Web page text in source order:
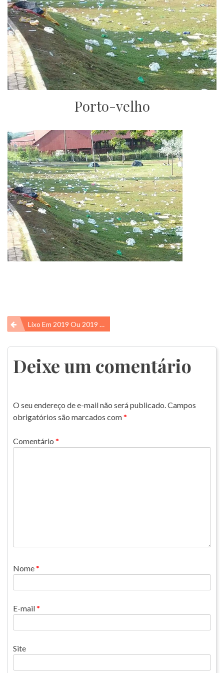
Porto-velho
Navegação
de
Post
Lixo Em 2019 Ou 2019 No Lixo?
Deixe um comentário
O seu endereço de e-mail não será publicado.Campos
obrigatórios são marcados com*
Comentário *
Nome*
E-mail*
Site